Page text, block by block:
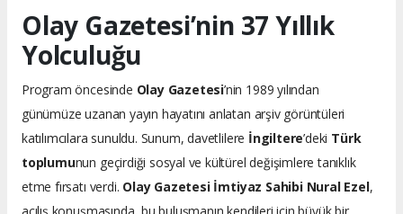
Olay Gazetesi’nin 37 Yıllık
Yolculuğu
Program öncesinde Olay Gazetesi’nin 1989 yılından
günümüze uzanan yayın hayatını anlatan arşiv görüntüleri
katılımcılara sunuldu. Sunum, davetlilere İngiltere’deki Türk
toplumunun geçirdiği sosyal ve kültürel değişimlere tanıklık
etme fırsatı verdi. Olay Gazetesi İmtiyaz Sahibi Nural Ezel,